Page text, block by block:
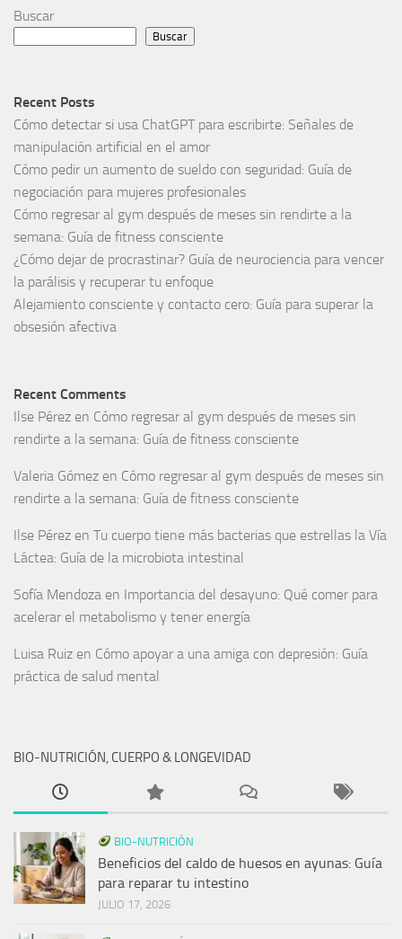
Buscar
Buscar
Recent Posts
Cómo detectar si usa ChatGPT para escribirte: Señales de
manipulación artificial en el amor
Cómo pedir un aumento de sueldo con seguridad: Guía de
negociación para mujeres profesionales
Cómo regresar al gym después de meses sin rendirte a la
semana: Guía de fitness consciente
¿Cómo dejar de procrastinar? Guía de neurociencia para vencer
la parálisis y recuperar tu enfoque
Alejamiento consciente y contacto cero: Guía para superar la
obsesión afectiva
Recent Comments
Ilse Pérez en Cómo regresar al gym después de meses sin
rendirte a la semana: Guía de fitness consciente
Valeria Gómez en Cómo regresar al gym después de meses sin
rendirte a la semana: Guía de fitness consciente
Ilse Pérez en Tu cuerpo tiene más bacterias que estrellas la Vía
Láctea: Guía de la microbiota intestinal
Sofía Mendoza en Importancia del desayuno: Qué comer para
acelerar el metabolismo y tener energía
Luisa Ruiz en Cómo apoyar a una amiga con depresión: Guía
práctica de salud mental
BIO-NUTRICIÓN, CUERPO & LONGEVIDAD
BIO-NUTRICIÓN
Beneficios del caldo de huesos en ayunas: Guía
para reparar tu intestino
JULIO 17, 2026